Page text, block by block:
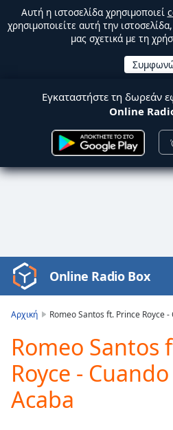
Αυτή η ιστοσελίδα χρησιμοποιεί
χρησιμοποιείτε αυτή την
μας σχετικά με τη
Εγκαταστήστε τη δωρεάν
Online
Video
Player
Play
Video
Play
Backward
Online Radio Box
Αρχική Romeo Santos ft. Prince Royce
Romeo Santos
Royce -
Acaba